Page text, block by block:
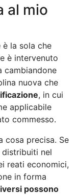
al mio
è la sola che
è intervenuto
cambiandone
nuova che
, in cui
applicabile
commesso.
cosa precisa. Se
nel
reati economici,
in forma
possono